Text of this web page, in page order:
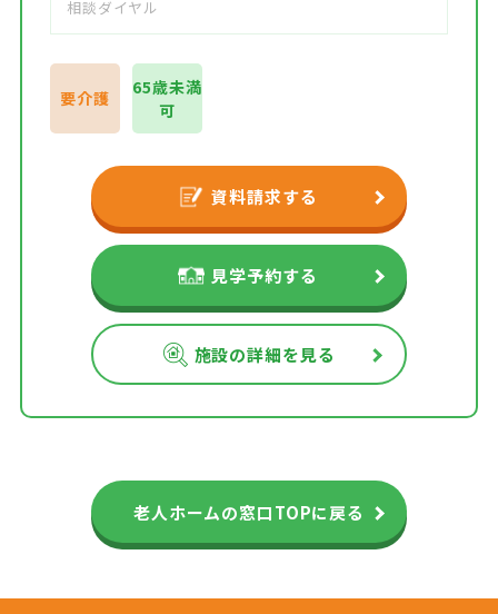
相談ダイヤル
要介護
65歳未満
可
資料請求する
見学予約する
施設の詳細を見る
老人ホームの窓口TOPに戻る